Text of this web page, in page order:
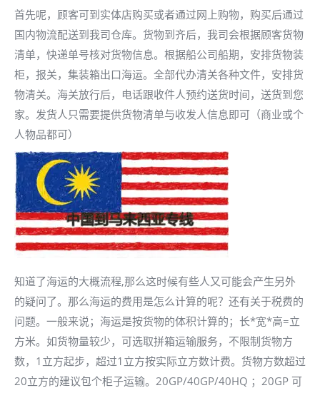
首先呢，顾客可到实体店购买或者通过网上购物，购买后通过
国内物流配送到我司仓库。货物到齐后，我司会根据顾客货物
清单，快递单号核对货物信息。根据船公司船期，安排货物装
柜，报关，集装箱出口海运。全部代办清关各种文件，安排货
物清关。海关放行后，电话跟收件人预约送货时间，送货到您
家。发货人只需要提供货物清单与收发人信息即可（商业或个
人物品都可）
知道了海运的大概流程,那么这时候有些人又可能会产生另外
的疑问了。那么海运的费用是怎么计算的呢？还有关于税费的
问题。一般来说；海运是按货物的体积计算的；长*宽*高=立
方米。如货物量较少，可选取拼箱运输服务，不限制货物方
数，1立方起步，超过1立方按实际立方数计费。货物方数超过
20立方的建议包个柜子运输。20GP/40GP/40HQ ；20GP 可